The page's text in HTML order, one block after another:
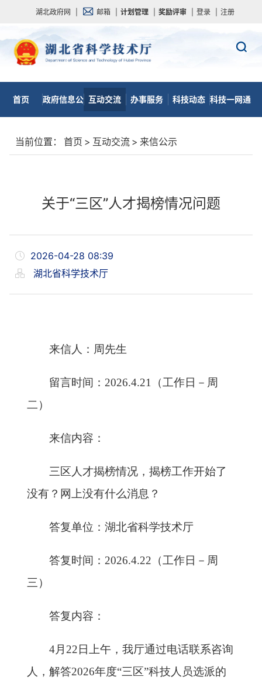
湖北政府网 邮箱 计划管理 奖励评审 登录 注册
首页 政府信息公 互动交流 办事服务 科技动态 科技一网通
当前位置： 首页 > 互动交流 > 来信公示
关于“三区”人才揭榜情况问题
2026-04-28 08:39
湖北省科学技术厅
来信人：周先生
留言时间： 2026.4.21（工作日－周
二）
来信内容：
三区人才揭榜情况，揭榜工作开始了
没有？网上没有什么消息？
答复单位：湖北省科学技术厅
答复时间： 2026.4.22（工作日－周
三）
答复内容：
4月22日上午，我厅通过电话联系咨询
人，解答2026年度“三区”科技人员选派的